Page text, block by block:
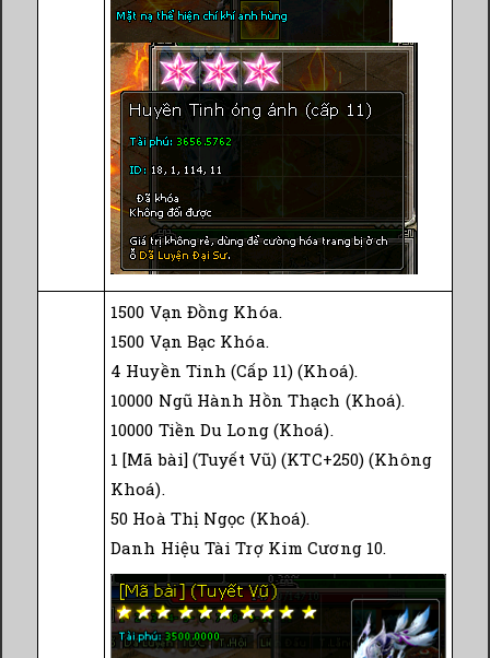
1500 Vạn Đồng Khóa.
1500 Vạn Bạc Khóa.
4 Huyền Tinh (Cấp 11) (Khoá).
10000 Ngũ Hành Hồn Thạch (Khoá).
10000 Tiền Du Long (Khoá).
1 [Mã bài] (Tuyết Vũ) (KTC+250) (Không
Khoá).
50 Hoà Thị Ngọc (Khoá).
Danh Hiệu Tài Trợ Kim Cương 10.